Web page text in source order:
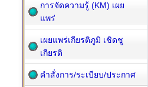
การจัดความรู้ (KM) เผย
แพร่
เผยแพร่เกียรติภูมิ เชิดชู
เกียรติ
คำสั่งการ/ระเบียบ/ประกาศ